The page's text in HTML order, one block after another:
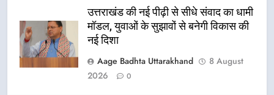
उत्तराखंड की नई पीढ़ी से सीधे संवाद का धामी
मॉडल, युवाओं के सुझावों से बनेगी विकास की
नई दिशा
Aage Badhta Uttarakhand
8 August
2026
0